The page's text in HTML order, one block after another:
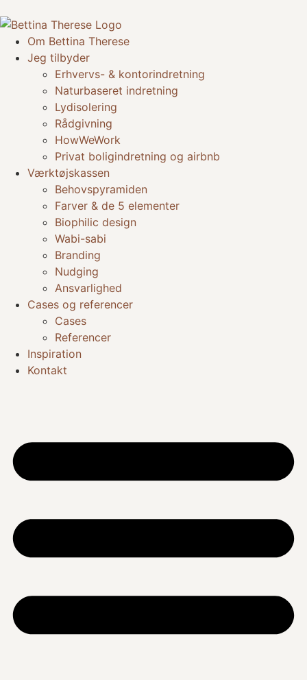
Om Bettina Therese
Jeg tilbyder
Erhvervs- & kontorindretning
Naturbaseret indretning
Lydisolering
Rådgivning
HowWeWork
Privat boligindretning og airbnb
Værktøjskassen
Behovspyramiden
Farver & de 5 elementer
Biophilic design
Wabi-sabi
Branding
Nudging
Ansvarlighed
Cases og referencer
Cases
Referencer
Inspiration
Kontakt